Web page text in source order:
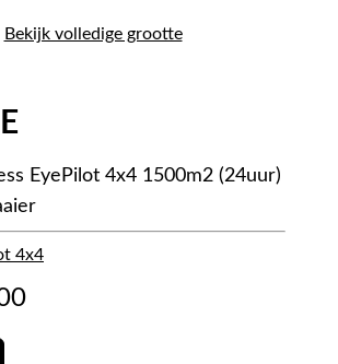
Bekijk volledige grootte
EyePilot 4x4 1500m2 (24uur)
4x4